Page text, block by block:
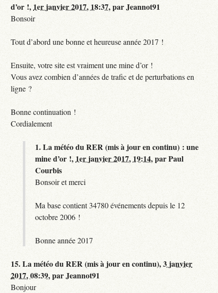
d’or !, 1er janvier 2017, 18:37,parJeannot91
Bonsoir
Tout d’abord une bonne et heureuse année 2017 !
Ensuite, votre site est vraiment une mine d’or !
Vous avez combien d’années de trafic et de perturbations en
ligne ?
Bonne continuation !
Cordialement
1.La météo du RER (mis à jour en continu) : une
mine d’or !, 1er janvier 2017, 19:14,parPaul
Courbis
Bonsoir et merci
Ma base contient 34780 événements depuis le 12
octobre 2006 !
Bonne année 2017
15.La météo du RER (mis à jour en continu),3 janvier
2017, 08:39,parJeannot91
Bonjour